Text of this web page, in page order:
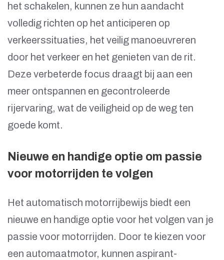
het schakelen, kunnen ze hun aandacht
volledig richten op het anticiperen op
verkeerssituaties, het veilig manoeuvreren
door het verkeer en het genieten van de rit.
Deze verbeterde focus draagt bij aan een
meer ontspannen en gecontroleerde
rijervaring, wat de veiligheid op de weg ten
goede komt.
Nieuwe en handige optie om passie
voor motorrijden te volgen
Het automatisch motorrijbewijs biedt een
nieuwe en handige optie voor het volgen van je
passie voor motorrijden. Door te kiezen voor
een automaatmotor, kunnen aspirant-